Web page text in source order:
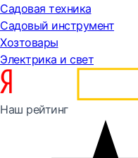
Садовая техника
Садовый инструмент
Хозтовары
Электрика и свет
Наш рейтинг